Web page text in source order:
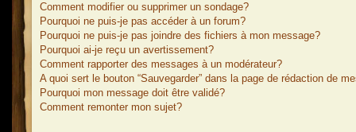
Comment modifier ou supprimer un sondage?
Pourquoi ne puis-je pas accéder à un forum?
Pourquoi ne puis-je pas joindre des fichiers à mon message?
Pourquoi ai-je reçu un avertissement?
Comment rapporter des messages à un modérateur?
A quoi sert le bouton “Sauvegarder” dans la page de rédaction de
Pourquoi mon message doit être validé?
Comment remonter mon sujet?